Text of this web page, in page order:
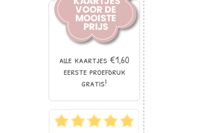
alle kaartjes €1,60
eerste proefdruk
gratis!